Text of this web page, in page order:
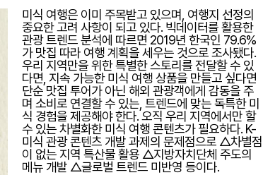
미식 여행은 이미 주목받고 있으며, 여행지 선정의
중요한 고려 사항이 되고 있다. 빅데이터를 활용한
관광 트렌드 분석에 따르면 2019년 한국인 79.6%
가 맛집 따라 여행 계획을 세우는 것으로 조사됐다.
우리 지역만을 위한 특별한 스토리를 전달할 수 있
다면, 지속 가능한 미식 여행 상품을 만들고 싶다면
단순 맛집 투어가 아닌 해외 관광객에게 감동을 주
며 소비로 연결할 수 있는, 트렌드에 맞는 독특한 미
식 경험을 제공해야 한다. 오직 우리 지역에서만 할
수 있는 차별화한 미식 여행 콘텐츠가 필요하다. K-
미식 관광 콘텐츠 개발 과제의 문제점으로 △차별점
이 없는 지역 특산물 활용 △지방자치단체 주도의
메뉴 개발 △글로벌 트렌드 미반영 등이다.